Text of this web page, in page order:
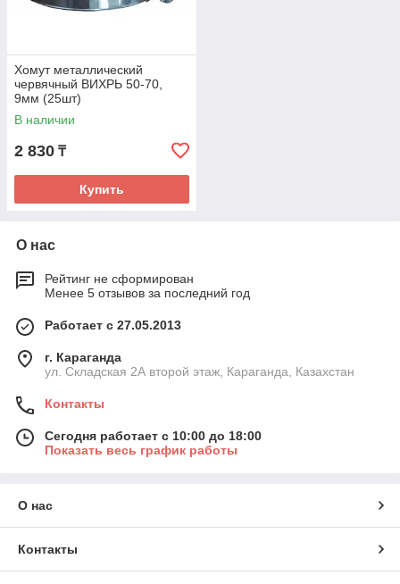
Хомут металлический
червячный ВИХРЬ 50-70,
9мм (25шт)
В наличии
2 830 ₸
Купить
О нас
Рейтинг не сформирован
Менее 5 отзывов за последний год
Работает с 27.05.2013
г. Караганда
ул. Складская 2А второй этаж, Караганда, Казахстан
Контакты
Сегодня работает с 10:00 до 18:00
Показать весь график работы
О нас
Контакты